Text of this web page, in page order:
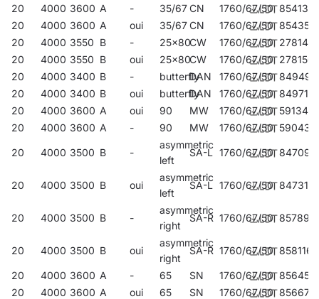
20
4000 3600 A - 35/67CN 1760/67/50 854132
20
4000 3600 A oui 35/67CN 1760/67/50 854354
20
4000 3550 B - 25x80CW 1760/67/50 278143
20
4000 3550 B oui 25x80CW 1760/67/50 278150
20
4000 3400 B - butterflyDAN 1760/67/50 849497
20
4000 3400 B oui butterflyDAN 1760/67/50 849718
20
4000 3600 A oui 90 MW 1760/67/50 591341
20
4000 3600 A - 90 MW 1760/67/50 590436
20 4000 3500 B -
asymmetric
left
SA-L 1760/67/50 847097
20 4000 3500 B oui
asymmetric
left
SA-L 1760/67/50 847318
20 4000 3500 B -
asymmetric
right
SA-R 1760/67/50 857898
20 4000 3500 B oui
asymmetric
right
SA-R 1760/67/50 858116
20 4000 3600 A - 65 SN 1760/67/50 856457
20
4000 3600 A oui 65 SN 1760/67/50 856679